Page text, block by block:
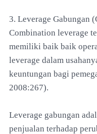
3. Leverage Gabungan
Combination leverage
memiliki baik baik
leverage dalam
keuntungan bagi
2008:267).
Leverage gabungan
penjualan terhadap